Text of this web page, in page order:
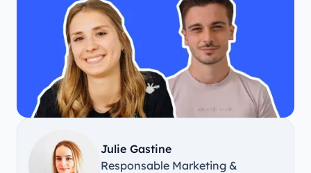
Julie Gastine
Responsable Marketing &